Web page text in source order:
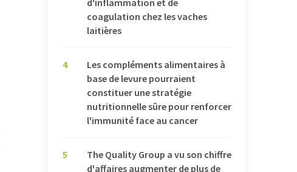
d'inflammation et de
coagulation chez les vaches
laitières
4
Les compléments alimentaires à
base de levure pourraient
constituer une stratégie
nutritionnelle sûre pour renforcer
l'immunité face au cancer
5
The Quality Group a vu son chiffre
d'affaires augmenter de plus de